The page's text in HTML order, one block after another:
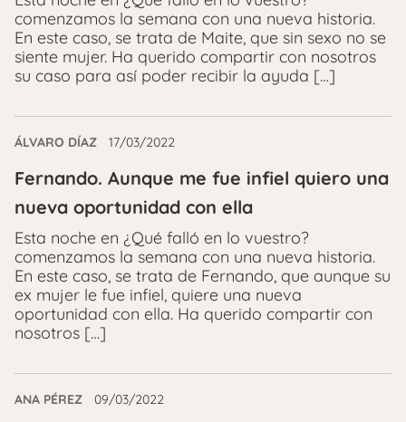
comenzamos la semana con una nueva historia.
En este caso, se trata de Maite, que sin sexo no se
siente mujer. Ha querido compartir con nosotros
su caso para así poder recibir la ayuda […]
ÁLVARO DÍAZ 17/03/2022
Fernando. Aunque me fue infiel quiero una
nueva oportunidad con ella
Esta noche en ¿Qué falló en lo vuestro?
comenzamos la semana con una nueva historia.
En este caso, se trata de Fernando, que aunque su
ex mujer le fue infiel, quiere una nueva
oportunidad con ella. Ha querido compartir con
nosotros […]
ANA PÉREZ 09/03/2022